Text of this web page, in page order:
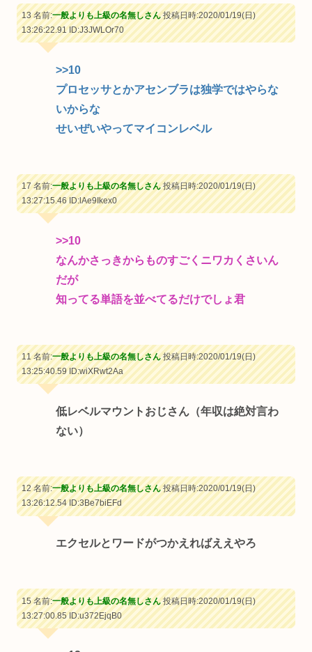
13 名前:一般よりも上級の名無しさん投稿日時:2020/01/19(日)
13:26:22.91ID:J3JWLOr70
>>10
プロセッサとかアセンブラは独学ではやらな
いからな
せいぜいやってマイコンレベル
17 名前:一般よりも上級の名無しさん投稿日時:2020/01/19(日)
13:27:15.46ID:lAe9Ikex0
>>10
なんかさっきからものすごくニワカくさいん
だが
知ってる単語を並べてるだけでしょ君
11 名前:一般よりも上級の名無しさん投稿日時:2020/01/19(日)
13:25:40.59ID:wiXRwt2Aa
低レベルマウントおじさん（年収は絶対言わ
ない）
12 名前:一般よりも上級の名無しさん投稿日時:2020/01/19(日)
13:26:12.54ID:3Be7biEFd
エクセルとワードがつかえればええやろ
15 名前:一般よりも上級の名無しさん投稿日時:2020/01/19(日)
13:27:00.85ID:u372EjqB0